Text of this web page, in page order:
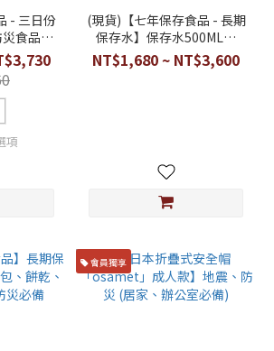
- 三日份
食品－
保存水
）
項
(現貨)【七年保存食品 - 長期
保存水】保存水500ML、
2L（居家防災必備）箱出免
NT$1,680 ~ NT$3,600
會員獨享